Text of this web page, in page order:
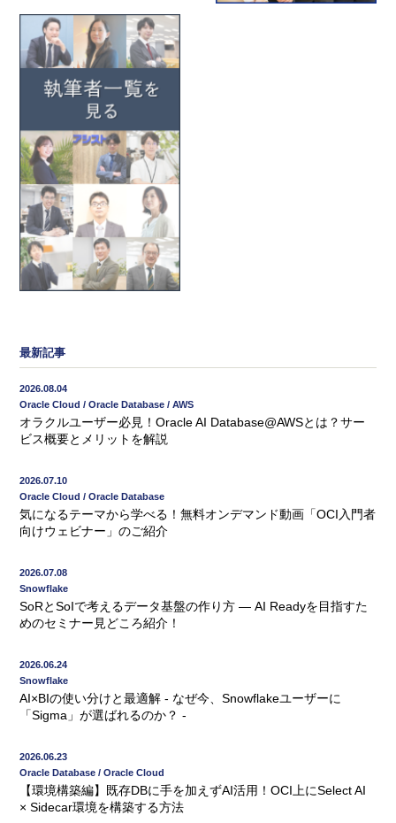
最新記事
2026.08.04
Oracle Cloud / Oracle Database / AWS
オラクルユーザー必見！Oracle AI Database@AWSとは？サー
ビス概要とメリットを解説
2026.07.10
Oracle Cloud / Oracle Database
気になるテーマから学べる！無料オンデマンド動画「OCI入門者
向けウェビナー」のご紹介
2026.07.08
Snowflake
SoRとSoIで考えるデータ基盤の作り方 ― AI Readyを目指すた
めのセミナー見どころ紹介！
2026.06.24
Snowflake
AI×BIの使い分けと最適解 - なぜ今、Snowflakeユーザーに
「Sigma」が選ばれるのか？ -
2026.06.23
Oracle Database / Oracle Cloud
【環境構築編】既存DBに手を加えずAI活用！OCI上にSelect AI
× Sidecar環境を構築する方法